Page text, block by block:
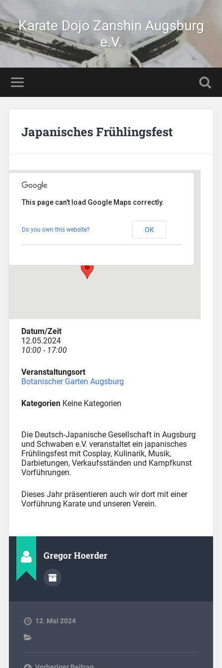
Karate Dojo Zanshin Augsburg
e.V.
Japanisches Frühlingsfest
Veranstaltungen
This page can't load Google Maps correctly.
Do you own this website? OK
Datum/Zeit
12.05.2024
10:00 - 17:00
Veranstaltungsort
Botanischer Garten Augsburg
KategorienKeine Kategorien
Die Deutsch-Japanische Gesellschaft in Augsburg
und Schwaben e.V. veranstaltet ein japanisches
Frühlingsfest mit Cosplay, Kulinarik, Musik,
Darbietungen, Verkaufsständen und Kampfkunst
Vorführungen.
Dieses Jahr präsentieren auch wir dort mit einer
Vorführung Karate und unseren Verein.
Gregor Hoerder
12. Mai 2024